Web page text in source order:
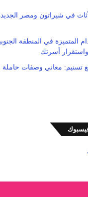
في شيراتون ومصر
المتميزة في المنطقة
أسرتك
تسنيم: معاني وصفات حاملة
فيسبوك